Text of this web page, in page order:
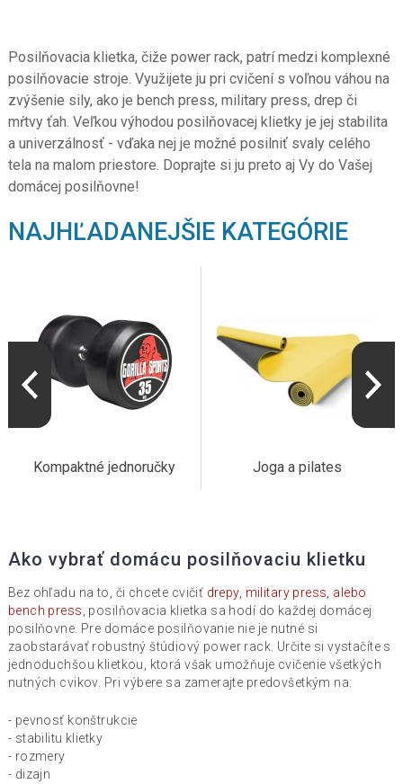
Posilňovacia klietka, čiže power rack, patrí medzi komplexné
posilňovacie stroje. Využijete ju pri cvičení s voľnou váhou na
zvýšenie sily, ako je bench press, military press, drep či
mŕtvy ťah. Veľkou výhodou posilňovacej klietky je jej stabilita
a univerzálnosť - vďaka nej je možné posilniť svaly celého
tela na malom priestore. Doprajte si ju preto aj Vy do Vašej
domácej posilňovne!
NAJHĽADANEJŠIE KATEGÓRIE
Kompaktné jednoručky Joga a pilates
Ako vybrať domácu posilňovaciu klietku
Bez ohľadu na to, či chcete cvičiť drepy, military press, alebo
bench press , posilňovacia klietka sa hodí do každej domácej
posilňovne. Pre domáce posilňovanie nie je nutné si
zaobstarávať robustný štúdiový power rack. Určite si vystačíte s
jednoduchšou klietkou, ktorá však umožňuje cvičenie všetkých
nutných cvikov. Pri výbere sa zamerajte predovšetkým na:
- pevnosť konštrukcie
- stabilitu klietky
- rozmery
- dizajn